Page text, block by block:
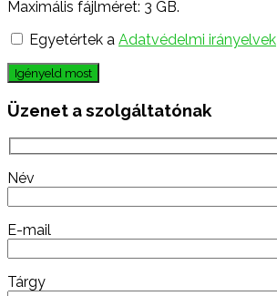
Maximális fájlméret: 3 GB.
Egyetértek a Adatvédelmi irányelvek
Igényeld most
Üzenet a szolgáltatónak
Név
E-mail
Tárgy